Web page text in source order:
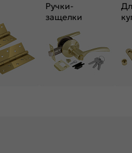
Ручки-
защелки